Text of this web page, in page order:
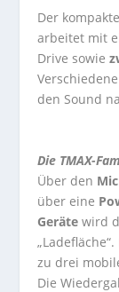
Der
arbeitet mit
Drive sowie
Verschiedene
den Sound
Die TMAX-
Über den
über eine
Gerätewird
zu drei
Die